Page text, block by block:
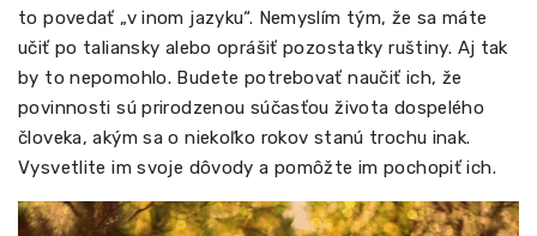
to povedať „v inom jazyku“. Nemyslím tým, že sa máte
učiť po taliansky alebo oprášiť pozostatky ruštiny. Aj tak
by to nepomohlo. Budete potrebovať naučiť ich, že
povinnosti sú prirodzenou súčasťou života dospelého
človeka, akým sa o niekoľko rokov stanú trochu inak.
Vysvetlite im svoje dôvody a pomôžte im pochopiť ich.